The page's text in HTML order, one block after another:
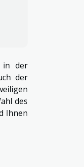
in der
der
des
Ihnen